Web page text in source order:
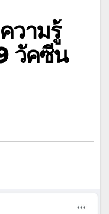
วามรู้
วัคซีน